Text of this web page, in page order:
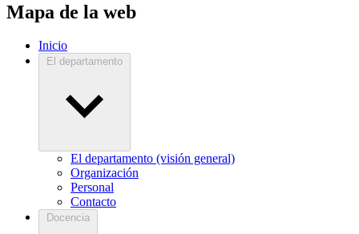
Mapa de la web
Inicio
El departamento
El departamento (visión general)
Organización
Personal
Contacto
Docencia